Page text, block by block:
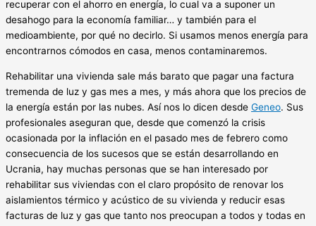
recuperar con el ahorro en energía, lo cual va a suponer un
desahogo para la economía familiar… y también para el
medioambiente, por qué no decirlo. Si usamos menos energía para
encontrarnos cómodos en casa, menos contaminaremos.
Rehabilitar una vivienda sale más barato que pagar una factura
tremenda de luz y gas mes a mes, y más ahora que los precios de
la energía están por las nubes. Así nos lo dicen desde Geneo. Sus
profesionales aseguran que, desde que comenzó la crisis
ocasionada por la inflación en el pasado mes de febrero como
consecuencia de los sucesos que se están desarrollando en
Ucrania, hay muchas personas que se han interesado por
rehabilitar sus viviendas con el claro propósito de renovar los
aislamientos térmico y acústico de su vivienda y reducir esas
facturas de luz y gas que tanto nos preocupan a todos y todas en